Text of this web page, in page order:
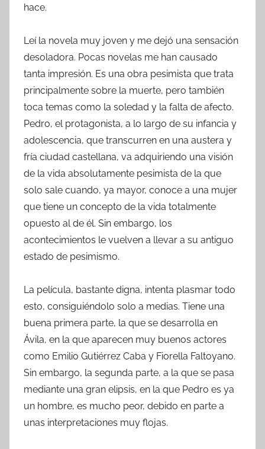
hace.
Leí la novela muy joven y me dejó una sensación
desoladora. Pocas novelas me han causado
tanta impresión. Es una obra pesimista que trata
principalmente sobre la muerte, pero también
toca temas como la soledad y la falta de afecto.
Pedro, el protagonista, a lo largo de su infancia y
adolescencia, que transcurren en una austera y
fría ciudad castellana, va adquiriendo una visión
de la vida absolutamente pesimista de la que
solo sale cuando, ya mayor, conoce a una mujer
que tiene un concepto de la vida totalmente
opuesto al de él. Sin embargo, los
acontecimientos le vuelven a llevar a su antiguo
estado de pesimismo.
La película, bastante digna, intenta plasmar todo
esto, consiguiéndolo solo a medias. Tiene una
buena primera parte, la que se desarrolla en
Ávila, en la que aparecen muy buenos actores
como Emilio Gutiérrez Caba y Fiorella Faltoyano.
Sin embargo, la segunda parte, a la que se pasa
mediante una gran elipsis, en la que Pedro es ya
un hombre, es mucho peor, debido en parte a
unas interpretaciones muy flojas.